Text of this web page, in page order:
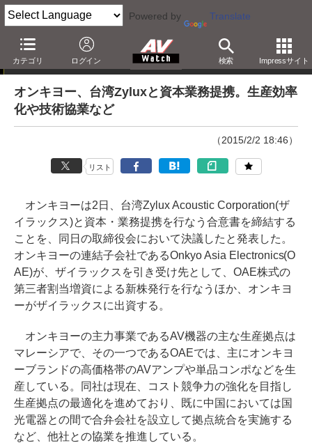
Powered by Translate
カテゴリ ログイン 検索 Impressサイト
ニュース
オンキヨー、台湾Zyluxと資本業務提携。生産効率
化や技術協業など
（2015/2/2 18:46）
リスト
オンキヨーは2日、台湾Zylux Acoustic Corporation(ザ
イラックス)と資本・業務提携を行なう合意書を締結する
ことを、同日の取締役会において決議したと発表した。
オンキヨーの連結子会社であるOnkyo Asia Electronics(O
AE)が、ザイラックスを引き受け先として、OAE株式の
第三者割当増資による新株発行を行なうほか、オンキヨ
ーがザイラックスに出資する。
オンキヨーの主力事業であるAV機器の主な生産拠点は
マレーシアで、その一つであるOAEでは、主にオンキヨ
ーブランドの高価格帯のAVアンプや単品コンポなどを生
産している。同社は現在、コスト競争力の強化を目指し
生産拠点の最適化を進めており、既に中国においては国
光電器との間で合弁会社を設立して拠点統合を実施する
など、他社との協業を推進している。